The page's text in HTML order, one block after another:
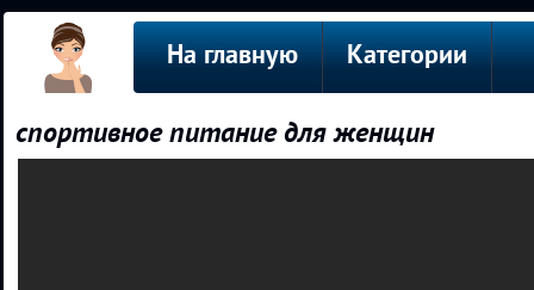
На главную Категории
спортивное питание для женщин